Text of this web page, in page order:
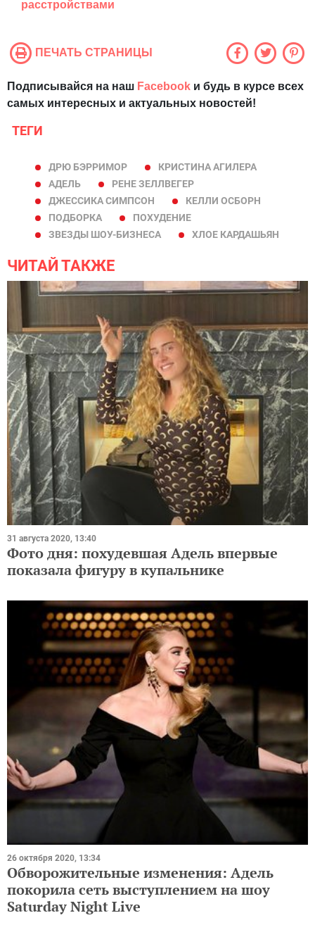
расстройствами
ПЕЧАТЬ СТРАНИЦЫ
Подписывайся на наш Facebook и будь в курсе всех
самых интересных и актуальных новостей!
ТЕГИ
ДРЮ БЭРРИМОР
КРИСТИНА АГИЛЕРА
АДЕЛЬ
РЕНЕ ЗЕЛЛВЕГЕР
ДЖЕССИКА СИМПСОН
КЕЛЛИ ОСБОРН
ПОДБОРКА
ПОХУДЕНИЕ
ЗВЕЗДЫ ШОУ-БИЗНЕСА
ХЛОЕ КАРДАШЬЯН
ЧИТАЙ ТАКЖЕ
31 августа 2020, 13:40
Фото дня: похудевшая Адель впервые
показала фигуру в купальнике
26 октября 2020, 13:34
Обворожительные изменения: Адель
покорила сеть выступлением на шоу
Saturday Night Live